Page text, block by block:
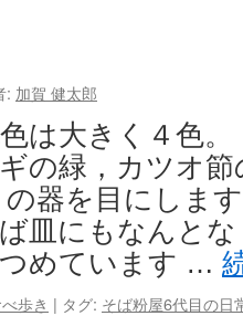
: 加賀 健太郎
は大きく４色
の緑，カツオ
器を目にしま
皿にもなんと
めています …
歩き | タグ: そば粉屋6代目の日